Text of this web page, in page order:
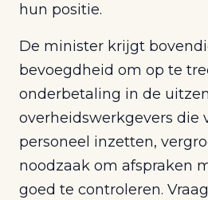
hun positie.
De minister krijgt
bevoegdheid om op te
onderbetaling in de
overheidswerkgevers die
personeel inzetten,
noodzaak om afspraken
goed te controleren.